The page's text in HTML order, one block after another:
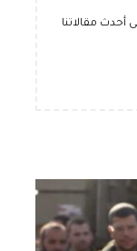
أحدث مقالاتنا